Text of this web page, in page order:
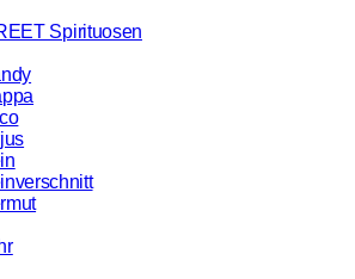
Spirituosen